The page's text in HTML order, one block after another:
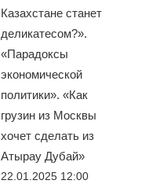
Казахстане станет
деликатесом?».
«Парадоксы
экономической
политики». «Как
грузин из Москвы
хочет сделать из
Атырау Дубай»
22.01.2025 12:00